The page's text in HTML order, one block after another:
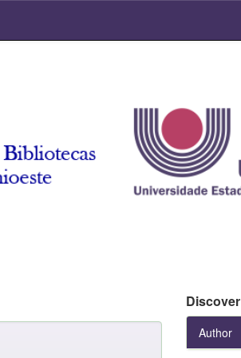
Discover
Author